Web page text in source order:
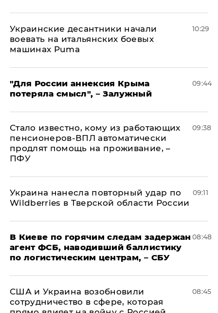
Украинские десантники начали
воевать на итальянских боевых
машинах Puma
10:29
"Для России аннексия Крыма
потеряла смысл", – Залужный
09:44
Стало известно, кому из работающих
пенсионеров-ВПЛ автоматически
продлят помощь на проживание, –
ПФУ
09:38
Украина нанесла повторный удар по
Wildberries в Тверской области России
09:11
В Киеве по горячим следам задержан
агент ФСБ, наводивший баллистику
по логистическим центрам, – СБУ
08:48
США и Украина возобновили
сотрудничество в сфере, которая
08:45